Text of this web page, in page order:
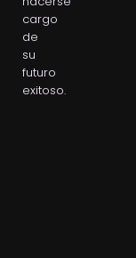
cargo
de
su
futuro
exitoso.